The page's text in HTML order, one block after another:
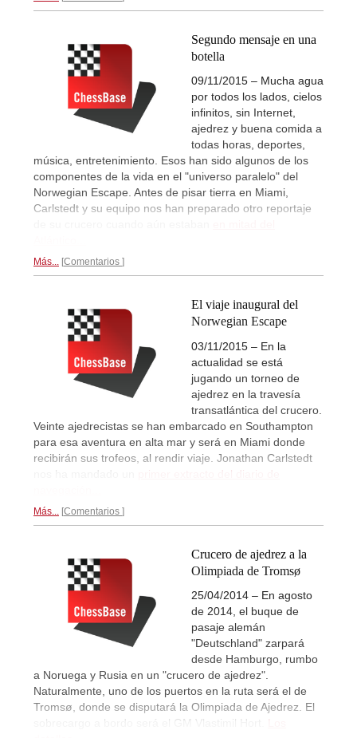
Segundo mensaje en una
botella
09/11/2015 – Mucha agua
por todos los lados, cielos
infinitos, sin Internet,
ajedrez y buena comida a
todas horas, deportes,
música, entretenimiento. Esos han sido algunos de los
componentes de la vida en el "universo paralelo" del
Norwegian Escape. Antes de pisar tierra en Miami,
Carlstedt y su equipo nos han preparado otro reportaje
Más... Comentarios
El viaje inaugural del
Norwegian Escape
03/11/2015 – En la
actualidad se está
jugando un torneo de
ajedrez en la travesía
transatlántica del crucero.
Veinte ajedrecistas se han embarcado en Southampton
para esa aventura en alta mar y será en Miami donde
recibirán sus trofeos, al rendir viaje. Jonathan Carlstedt
nos ha mandado un
primer extracto del diario de
Más... Comentarios
Crucero de ajedrez a la
Olimpiada de Tromsø
25/04/2014 – En agosto
de 2014, el buque de
pasaje alemán
"Deutschland" zarpará
desde Hamburgo, rumbo
a Noruega y Rusia en un "crucero de ajedrez".
Naturalmente, uno de los puertos en la ruta será el de
Tromsø, donde se disputará la Olimpiada de Ajedrez. El
sobrecargo a bordo será el GM Vlastimil Hort. Los